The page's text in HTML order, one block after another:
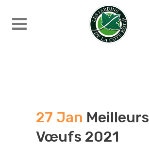
27 Jan Meilleurs
Vœufs 2021